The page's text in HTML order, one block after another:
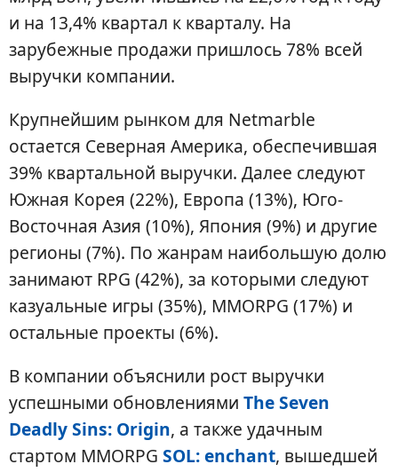
и на 13,4% квартал к кварталу. На
зарубежные продажи пришлось 78% всей
выручки компании.
Крупнейшим рынком для Netmarble
остается Северная Америка, обеспечившая
39% квартальной выручки. Далее следуют
Южная Корея (22%), Европа (13%), Юго-
Восточная Азия (10%), Япония (9%) и другие
регионы (7%). По жанрам наибольшую долю
занимают RPG (42%), за которыми следуют
казуальные игры (35%), MMORPG (17%) и
остальные проекты (6%).
В компании объяснили рост выручки
успешными обновлениями The Seven
Deadly Sins: Origin, а также удачным
стартом MMORPG SOL: enchant, вышедшей